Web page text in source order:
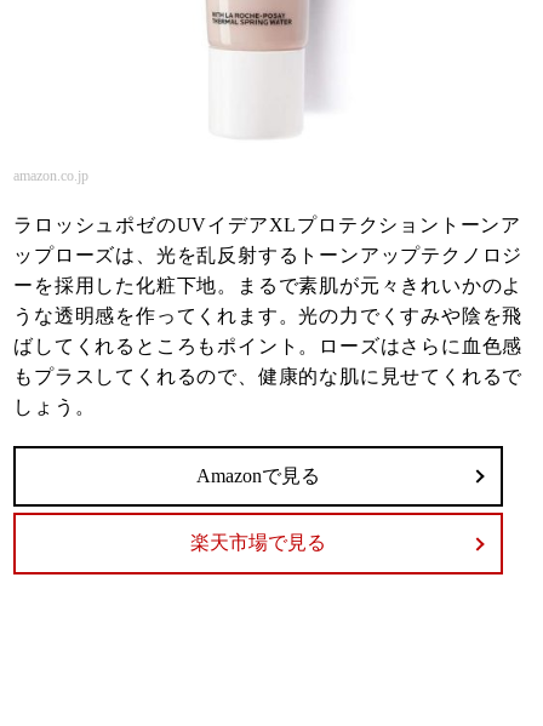
amazon.co.jp
ラロッシュポゼのUVイデアXLプロテクショントーンア
ップローズは、光を乱反射するトーンアップテクノロジ
ーを採用した化粧下地。まるで素肌が元々きれいかのよ
うな透明感を作ってくれます。光の力でくすみや陰を飛
ばしてくれるところもポイント。ローズはさらに血色感
もプラスしてくれるので、健康的な肌に見せてくれるで
しょう。
Amazonで見る
楽天市場で見る